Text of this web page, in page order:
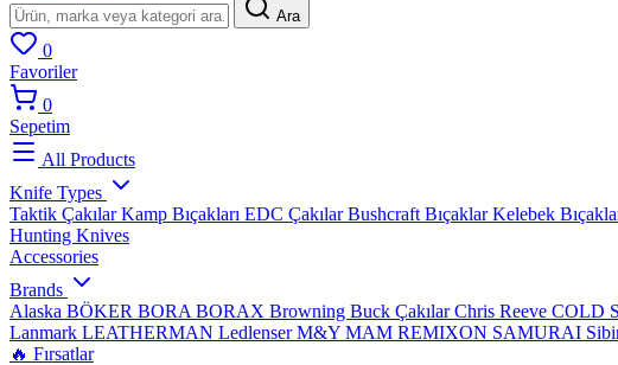
Ara
0
Favoriler
0
Sepetim
All Products
Knife Types
Taktik ÇakılarKamp Bıçakları EDC ÇakılarBushcraft BıçaklarKelebek
Hunting Knives
Accessories
Brands
Alaska BÖKER BORA BORAX Browning Buck ÇakılarChris Reeve COLD
Lanmark LEATHERMAN LedlenserM&Y MAM REMIXON SAMURAI
🔥 Fırsatlar